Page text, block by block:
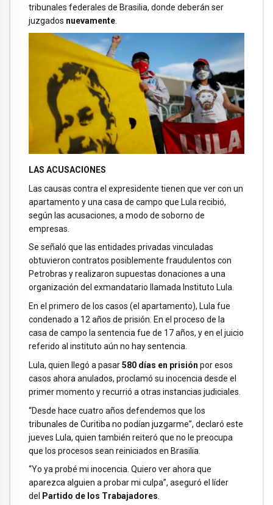
tribunales federales de Brasilia, donde deberán ser
juzgados nuevamente.
LAS ACUSACIONES
Las causas contra el expresidente tienen que ver con un
apartamento y una casa de campo que Lula recibió,
según las acusaciones, a modo de soborno de
empresas.
Se señaló que las entidades privadas vinculadas
obtuvieron contratos posiblemente fraudulentos con
Petrobras y realizaron supuestas donaciones a una
organización del exmandatario llamada Instituto Lula.
En el primero de los casos (el apartamento), Lula fue
condenado a 12 años de prisión. En el proceso de la
casa de campo la sentencia fue de 17 años, y en el juicio
referido al instituto aún no hay sentencia.
Lula, quien llegó a pasar580 días en prisión por esos
casos ahora anulados, proclamó su inocencia desde el
primer momento y recurrió a otras instancias judiciales.
“Desde hace cuatro años defendemos que los
tribunales de Curitiba no podían juzgarme”, declaró este
jueves Lula, quien también reiteró que no le preocupa
que los procesos sean reiniciados en Brasilia.
“Yo ya probé mi inocencia. Quiero ver ahora que
aparezca alguien a probar mi culpa”, aseguró el líder
del
Partido de los Trabajadores.